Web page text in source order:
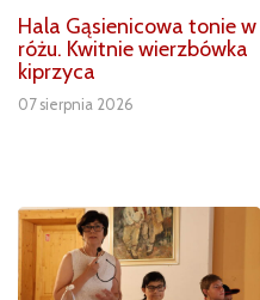
Hala Gąsienicowa tonie w
różu. Kwitnie wierzbówka
kiprzyca
07 sierpnia 2026